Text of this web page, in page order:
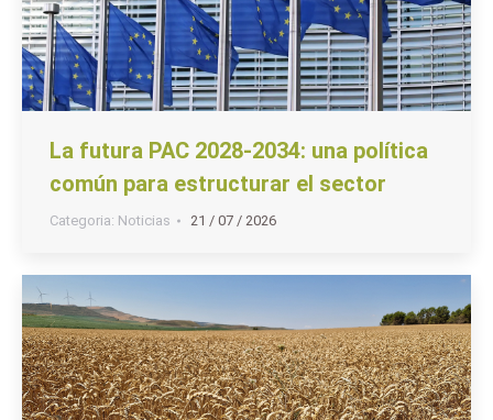
La futura PAC 2028-2034: una política
común para estructurar el sector
Categoria: Noticias 21 / 07 / 2026